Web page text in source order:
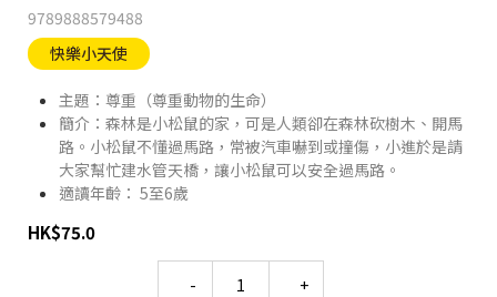
9789888579488
快樂小天使
主題：尊重（尊重動物的生命）
簡介：森林是小松鼠的家，可是人類卻在森林砍樹木、開馬
路。小松鼠不懂過馬路，常被汽車嚇到或撞傷，小進於是請
大家幫忙建水管天橋，讓小松鼠可以安全過馬路。
適讀年齡： 5至6歲
HK$75.0